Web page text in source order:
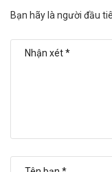
Bạn hãy là người đầu